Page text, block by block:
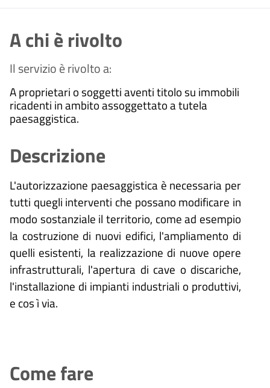
A chi è rivolto
Il servizio è rivolto a:
A proprietari o soggetti aventi titolo su immobili
ricadenti in ambito assoggettato a tutela
paesaggistica.
Descrizione
L'autorizzazione paesaggistica è necessaria per
tutti quegli interventi che possano modificare in
modo sostanziale il territorio, come ad esempio
la costruzione di nuovi edifici, l'ampliamento di
quelli esistenti, la realizzazione di nuove opere
infrastrutturali, l'apertura di cave o discariche,
l'installazione di impianti industriali o produttivi,
e cos ì via.
Come fare